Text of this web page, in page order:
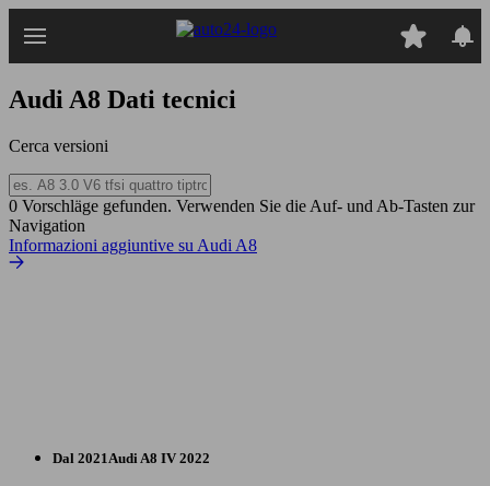
Audi A8 Dati tecnici
Cerca versioni
0 Vorschläge gefunden. Verwenden Sie die Auf- und Ab-Tasten zur
Navigation
Informazioni aggiuntive su Audi A8
Dal 2021 Audi A8 IV 2022